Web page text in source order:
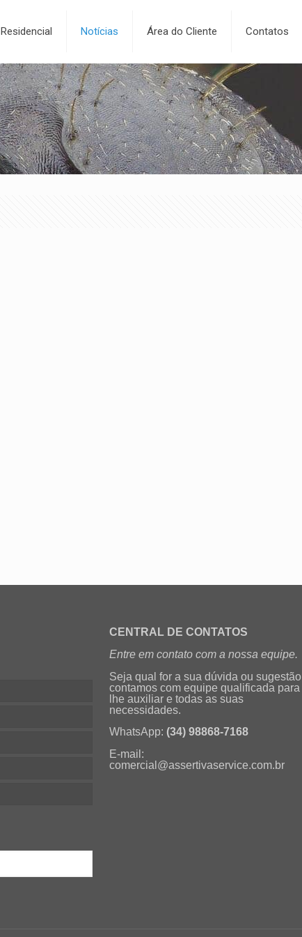
Residencial Notícias Área do Cliente Contatos
CENTRAL DE CONTATOS
Entre em contato com a nossa equipe.
Seja qual for a sua dúvida ou sugestão
contamos com equipe qualificada para
lhe auxiliar e todas as suas
necessidades.
WhatsApp: (34) 98868-7168
E-mail:
comercial@assertivaservice.com.br